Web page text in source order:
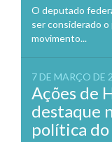
O deputado
ser considerado
movimento...
7 DE MARÇO DE
Ações de
destaque
política